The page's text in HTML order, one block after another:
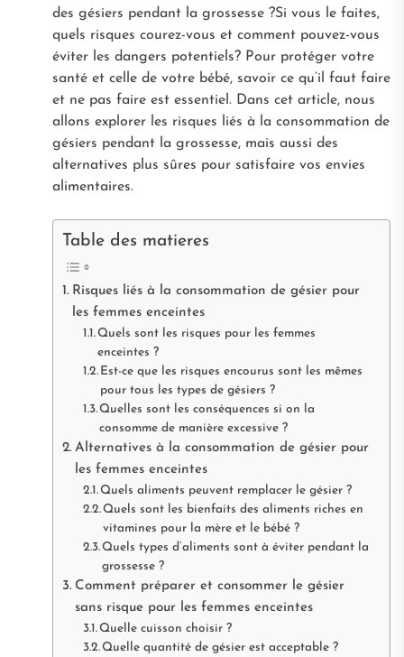
des gésiers pendant la grossesse ?Si vous le faites,
quels risques courez-vous et comment pouvez-vous
éviter les dangers potentiels? Pour protéger votre
santé et celle de votre bébé, savoir ce qu’il faut faire
et ne pas faire est essentiel. Dans cet article, nous
allons explorer les risques liés à la consommation de
gésiers pendant la grossesse, mais aussi des
alternatives plus sûres pour satisfaire vos envies
alimentaires.
Table des matieres
Risques liés à la consommation de gésier pour
les femmes enceintes
Quels sont les risques pour les femmes
enceintes ?
Est-ce que les risques encourus sont les mêmes
pour tous les types de gésiers ?
Quelles sont les conséquences si on la
consomme de manière excessive ?
Alternatives à la consommation de gésier pour
les femmes enceintes
Quels aliments peuvent remplacer le gésier ?
Quels sont les bienfaits des aliments riches en
vitamines pour la mère et le bébé ?
Quels types d’aliments sont à éviter pendant la
grossesse ?
Comment préparer et consommer le gésier
sans risque pour les femmes enceintes
Quelle cuisson choisir ?
Quelle quantité de gésier est acceptable ?